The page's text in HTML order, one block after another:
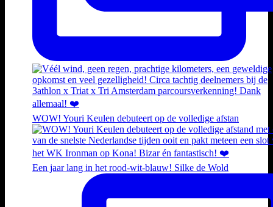
WOW! Youri Keulen debuteert op de volledige afstan
Een jaar lang in het rood-wit-blauw! Silke de Wold